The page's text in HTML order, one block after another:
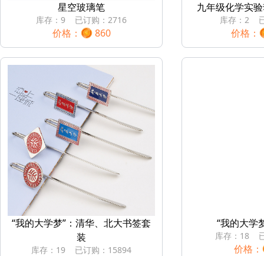
星空玻璃笔
库存： 9 已订购： 2716
价格： 860
九年级化学实
库存： 2
价格：
“我的大学梦”：清华、北大书签套
装
库存： 19 已订购： 15894
“我的大学
库存： 18
价格：